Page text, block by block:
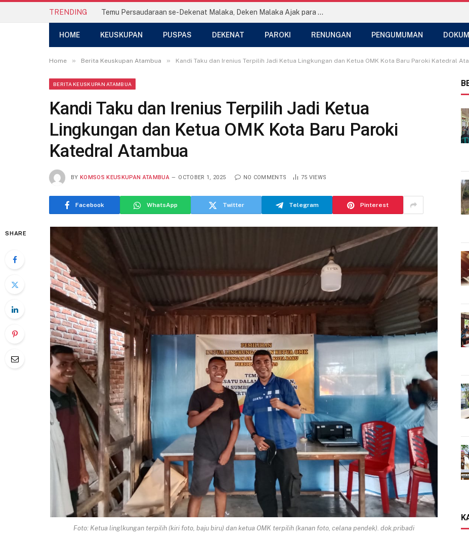
TRENDING Temu Persaudaraan se-Dekenat Malaka, Deken Malaka Ajak para Imam Teladani Hati Santo Yohanes Maria Vianney
HOME KEUSKUPAN PUSPAS DEKENAT PAROKI RENUNGAN PENGUMUMAN
Home » Berita Keuskupan Atambua » Kandi Taku dan Irenius Terpilih Jadi Ketua Lingkungan dan Ketua OMK Kota Baru Paroki Katedral
BERITA KEUSKUPAN ATAMBUA
Kandi Taku dan Irenius Terpilih Jadi Ketua
Lingkungan dan Ketua OMK Kota Baru Paroki
Katedral Atambua
BY KOMSOS KEUSKUPAN ATAMBUA OCTOBER 1, 2025 NO COMMENTS 75 VIEWS
Facebook WhatsApp Twitter Telegram Pinterest
SHARE
Foto: Ketua linglkungan terpilih (kiri foto, baju biru) dan ketua OMK terpilih (kanan foto, celana pendek). dok.pribadi